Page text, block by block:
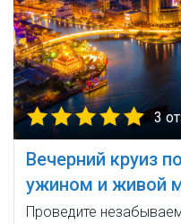
3
Вечерний круиз
ужином и живой
Проведите